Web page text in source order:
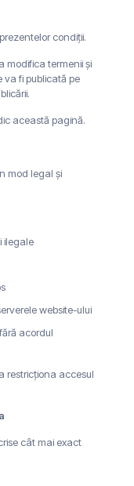
condiții.
modifica termenii și
va fi publicată pe
această pagină.
mod legal și
ilegale
website-ului
acordul
restricționa accesul
cât mai exact